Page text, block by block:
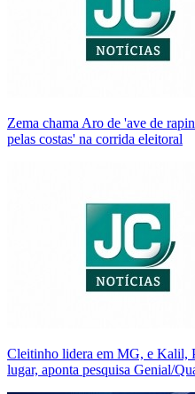
Zema chama Aro de 'ave de
pelas costas' na corrida eleitoral
Cleitinho lidera em MG, e Kalil,
lugar, aponta pesquisa Genial/